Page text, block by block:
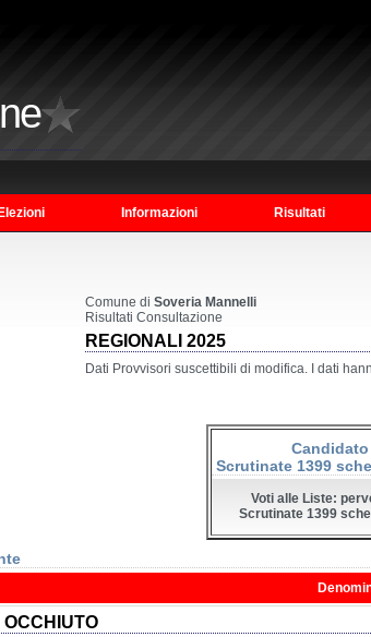
Elezioni Informazioni Risultati
Comune di Soveria Mannelli
Risultati Consultazione
REGIONALI 2025
Dati Provvisori suscettibili di modifica. I dati
Scrutinate 1399
Voti alle Liste:
Scrutinate 1399
OCCHIUTO